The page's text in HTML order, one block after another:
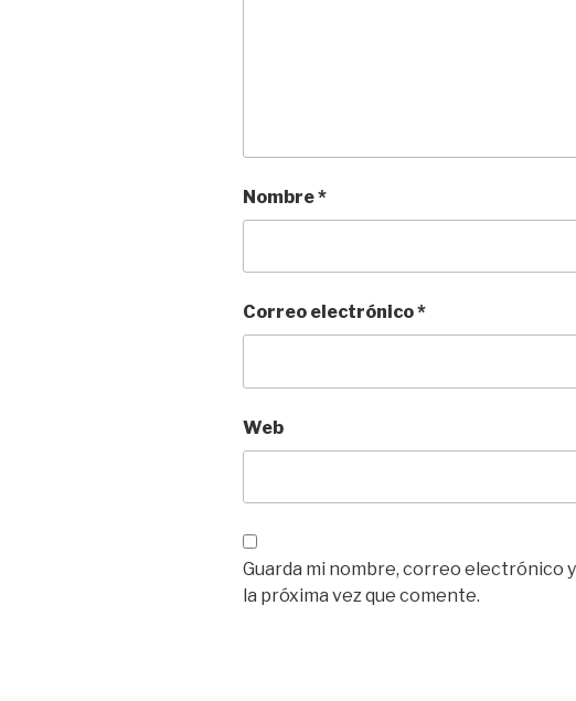
Nombre*
Correo electrónico*
Web
Guarda mi nombre, correo electrónico
la próxima vez que comente.